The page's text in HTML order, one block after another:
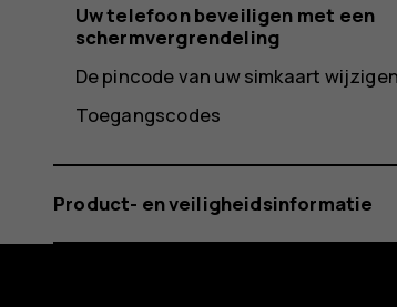
Uw telefoon beveiligen met een
schermvergrendeling
De pincode van uw simkaart wijzigen
Toegangscodes
Product- en veiligheidsinformatie